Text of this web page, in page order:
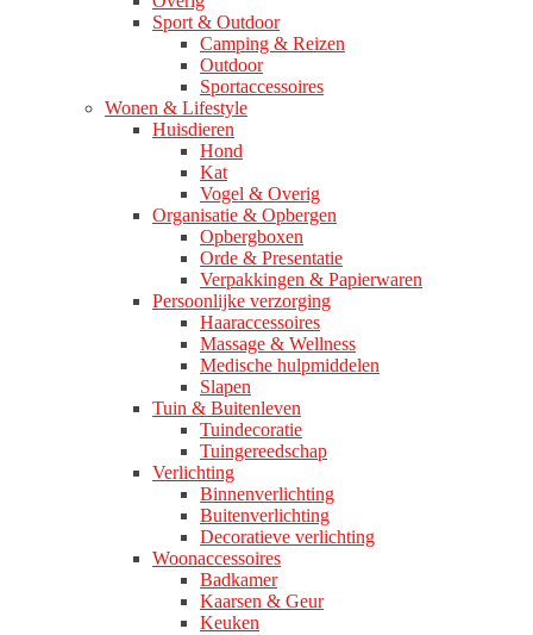
Sport & Outdoor
Camping & Reizen
Outdoor
Sportaccessoires
Wonen & Lifestyle
Huisdieren
Hond
Kat
Vogel & Overig
Organisatie & Opbergen
Opbergboxen
Orde & Presentatie
Verpakkingen & Papierwaren
Persoonlijke verzorging
Haaraccessoires
Massage & Wellness
Medische hulpmiddelen
Slapen
Tuin & Buitenleven
Tuindecoratie
Tuingereedschap
Verlichting
Binnenverlichting
Buitenverlichting
Decoratieve verlichting
Woonaccessoires
Badkamer
Kaarsen & Geur
Keuken